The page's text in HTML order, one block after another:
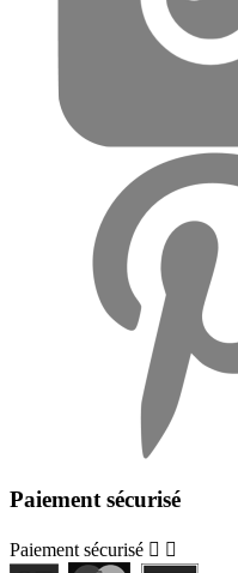
Paiement sécurisé
Paiement sécurisé  